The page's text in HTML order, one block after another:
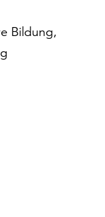
Bildung,